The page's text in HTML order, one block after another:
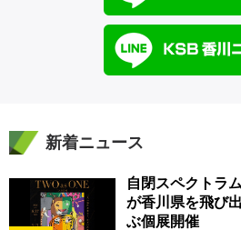
新着ニュース
自閉スペクトラ
が香川県を飛び
ぶ個展開催